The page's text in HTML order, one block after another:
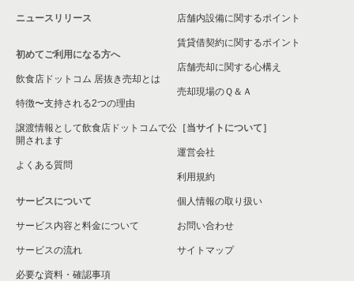
ニュースリリース
初めてご利用になる方へ
飲食店ドットコム 居抜き売却とは
特徴〜支持される2つの理由
譲渡情報として飲食店ドットコムで公
開されます
よくある質問
サービスについて
サービス内容と料金について
サービスの流れ
必要な資料・確認事項
店舗内設備に関するポイント
賃貸借契約に関するポイント
店舗売却に関する心構え
売却現場のＱ＆Ａ
［当サイトについて］
運営会社
利用規約
個人情報の取り扱い
お問い合わせ
サイトマップ